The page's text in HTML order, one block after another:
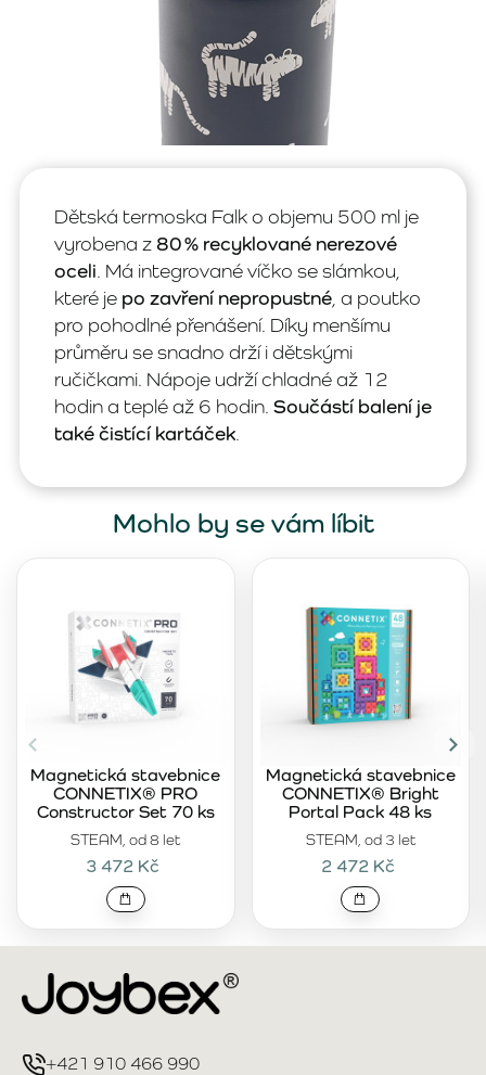
Dětská termoska Falk o objemu 500 ml je
vyrobena z80 % recyklované nerezové
oceli. Má integrované víčko se slámkou,
které je po zavření nepropustné , a poutko
pro pohodlné přenášení. Díky menšímu
průměru se snadno drží i dětskými
ručičkami. Nápoje udrží chladné až 12
hodin a teplé až 6 hodin. Součástí balení je
také čistící kartáček.
Mohlo by se vám líbit
STEAM, od 8 let
Magnetická stavebnice
CONNETIX® PRO
Constructor Set 70 ks
3 472 Kč
STEAM, od 3 let
Magnetická stavebnice
CONNETIX® Bright
Portal Pack 48 ks
2 472 Kč
+421 910 466 990